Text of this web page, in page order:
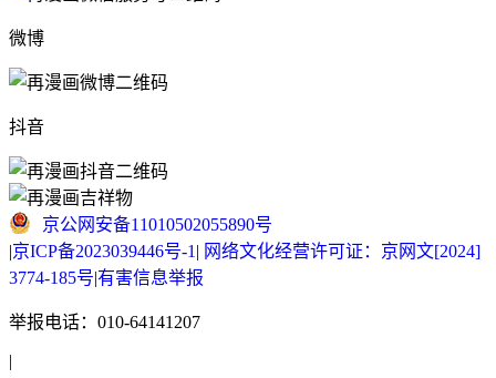
微博
抖音
京公网安备11010502055890号
|京ICP备2023039446号-1 | 网络文化经营许可证：京网文[2024]
3774-185号|有害信息举报
举报电话：010-64141207
|